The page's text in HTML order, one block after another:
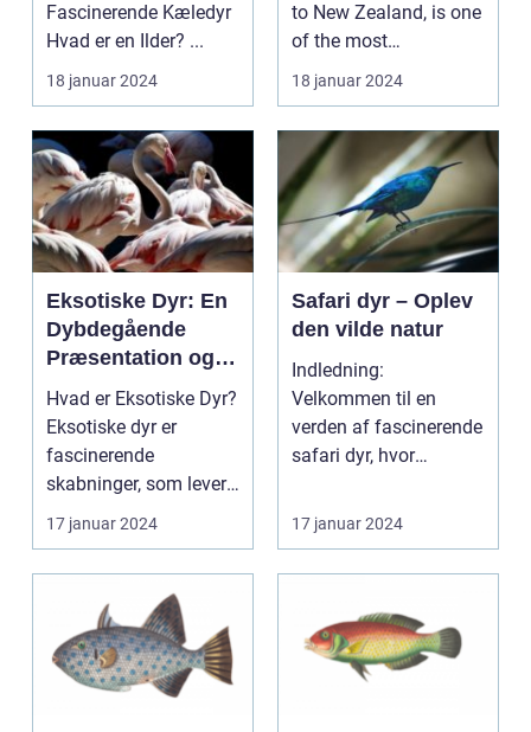
Fascinerende Kæledyr
Hvad er en Ilder? ...
18 januar 2024
to New Zealand, is one
of the most
fascinating and ...
18 januar 2024
Eksotiske Dyr: En
Dybdegående
Præsentation og
Historisk
Gennemgang
Hvad er Eksotiske Dyr?
Eksotiske dyr er
fascinerende
skabninger, som lever
uden for vores daglige
17 januar 2024
Safari dyr – Oplev
den vilde natur
Indledning:
Velkommen til en
verden af fascinerende
safari dyr, hvor
vilde natur...
17 januar 2024